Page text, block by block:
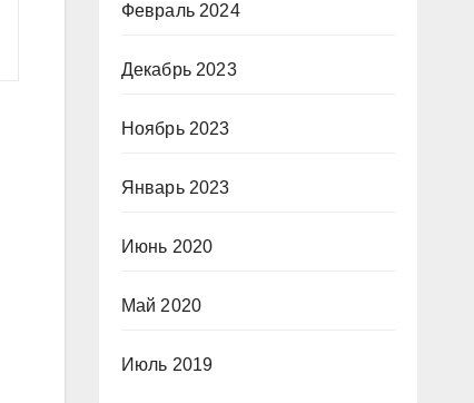
Февраль 2024
Декабрь 2023
Ноябрь 2023
Январь 2023
Июнь 2020
Май 2020
Июль 2019